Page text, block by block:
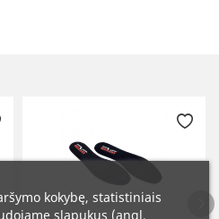
kokybę, statistiniais
slapukus (angl.